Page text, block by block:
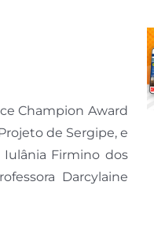
Champion Award
de Sergipe, e
Iulânia Firmino dos
Darcylaine